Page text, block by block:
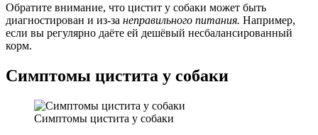
Обратите внимание, что цистит у собаки может быть
диагностирован и из-за неправильного питания. Например,
если вы регулярно даёте ей дешёвый несбалансированный
корм.
Симптомы цистита у собаки
Симптомы цистита у собаки